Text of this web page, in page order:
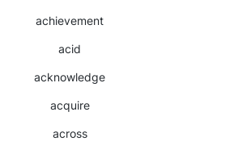
achievement
acid
acknowledge
acquire
across